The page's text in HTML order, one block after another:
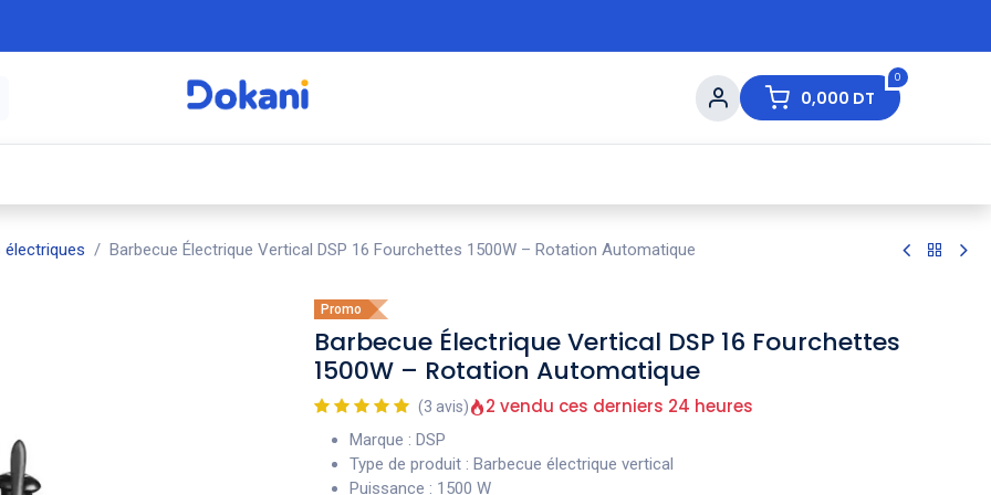
0
0,000 DT
électriques Barbecue Électrique Vertical DSP 16 Fourchettes 1500W – Rotation Automatique
Promo
Barbecue Électrique Vertical DSP 16 Fourchettes
1500W – Rotation Automatique
(3 avis) 2 vendu ces derniers 24 heures
Marque : DSP
Type de produit : Barbecue électrique vertical
Puissance : 1500 W